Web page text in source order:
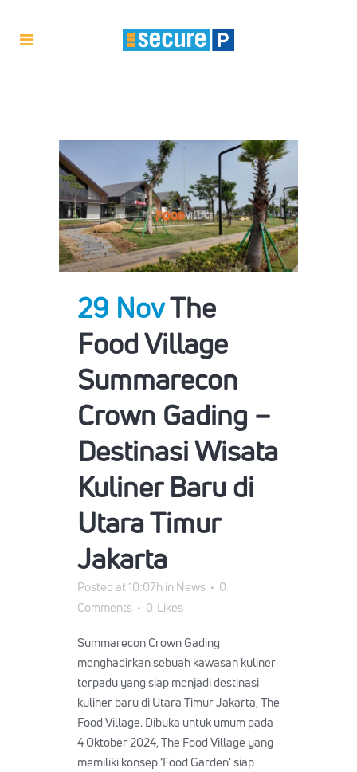
29 NovThe
Food Village
Summarecon
Crown Gading –
Destinasi Wisata
Kuliner Baru di
Utara Timur
Jakarta
Posted at 10:07hinNews
0
Comments
0 Likes
Summarecon Crown Gading
menghadirkan sebuah kawasan kuliner
terpadu yang siap menjadi destinasi
kuliner baru di Utara Timur Jakarta, The
Food Village. Dibuka untuk umum pada
4 Oktober 2024, The Food Village yang
memiliki konsep ‘Food Garden’ siap